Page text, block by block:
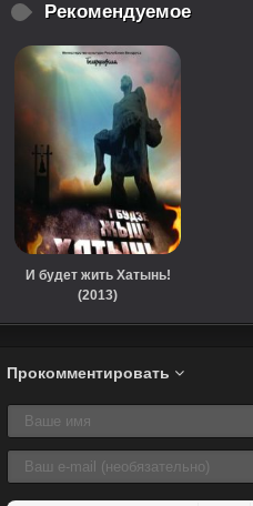
Рекомендуемое
И будет жить Хатынь!
(2013)
Прокомментировать